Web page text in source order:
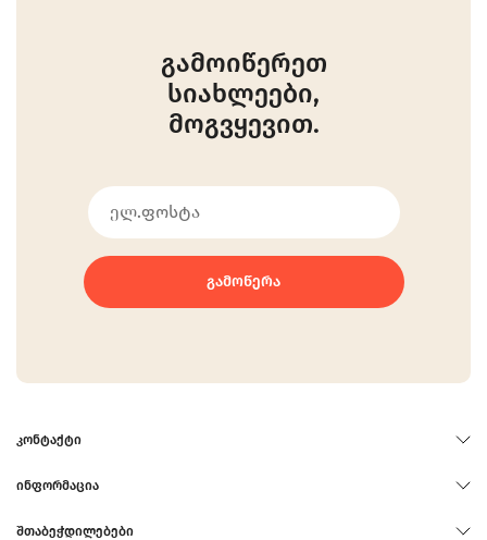
გამოიწერეთ
სიახლეები,
მოგვყევით.
ᲒᲐᲛᲝᲬᲔᲠᲐ
ᲙᲝᲜᲢᲐᲥᲢᲘ
ᲘᲜᲤᲝᲠᲛᲐᲪᲘᲐ
ᲨᲗᲐᲑᲔᲭᲓᲘᲚᲔᲑᲔᲑᲘ